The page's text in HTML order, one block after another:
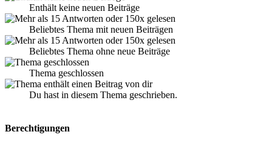
Enthält keine neuen Beiträge
Beliebtes Thema mit neuen Beiträgen
Beliebtes Thema ohne neue Beiträge
Thema geschlossen
Du hast in diesem Thema geschrieben.
Berechtigungen